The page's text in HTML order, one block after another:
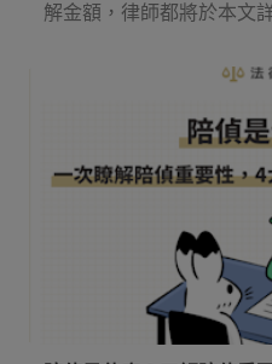
解金額，律師都將於本文